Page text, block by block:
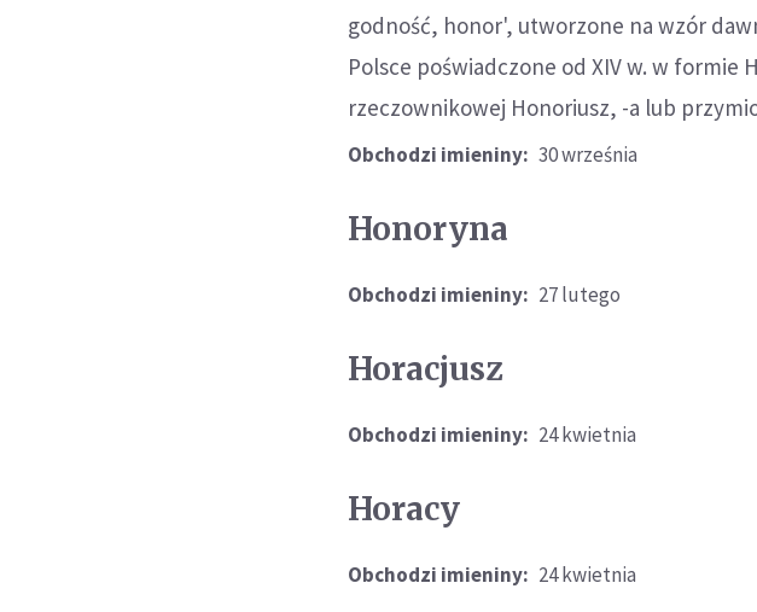
godność, honor', utworzone na wzór
Polsce poświadczone od XIV w. w formie
rzeczownikowej Honoriusz, -a lub
Obchodzi imieniny: 30 września
Honoryna
Obchodzi imieniny: 27 lutego
Horacjusz
Obchodzi imieniny: 24 kwietnia
Horacy
Obchodzi imieniny: 24 kwietnia